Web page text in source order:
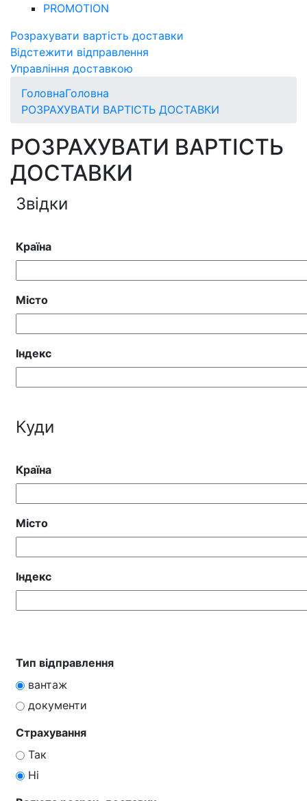
PROMOTION
Розрахувати вартість доставки
Відстежити відправлення
Управління доставкою
ГоловнаГоловна
РОЗРАХУВАТИ ВАРТІСТЬ ДОСТАВКИ
РОЗРАХУВАТИ ВАРТІСТЬ
ДОСТАВКИ
Звідки
Країна
Місто
Індекс
Куди
Країна
Місто
Індекс
Тип відправлення
вантаж
документи
Страхування
Так
Ні